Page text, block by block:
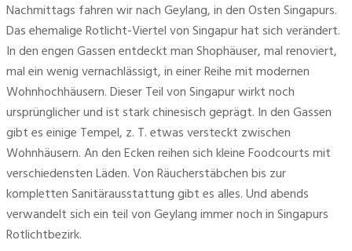
Nachmittags fahren wir nach Geylang, in den Osten Singapurs.
Das ehemalige Rotlicht-Viertel von Singapur hat sich verändert.
In den engen Gassen entdeckt man Shophäuser, mal renoviert,
mal ein wenig vernachlässigt, in einer Reihe mit modernen
Wohnhochhäusern. Dieser Teil von Singapur wirkt noch
ursprünglicher und ist stark chinesisch geprägt. In den Gassen
gibt es einige Tempel, z. T. etwas versteckt zwischen
Wohnhäusern. An den Ecken reihen sich kleine Foodcourts mit
verschiedensten Läden. Von Räucherstäbchen bis zur
kompletten Sanitärausstattung gibt es alles. Und abends
verwandelt sich ein teil von Geylang immer noch in Singapurs
Rotlichtbezirk.